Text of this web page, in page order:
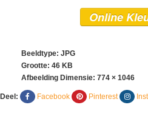
Online
Beeldtype: JPG
Grootte: 46 KB
Afbeelding Dimensie: 774 × 1046
Deel: Facebook Pinterest